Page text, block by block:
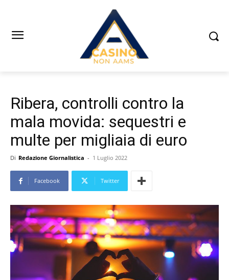
Ribera, controlli contro la
mala movida: sequestri e
multe per migliaia di euro
Di Redazione Giornalistica - 1 Luglio 2022
Facebook Twitter